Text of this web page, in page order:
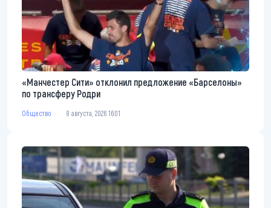
«Манчестер Сити» отклонил предложение «Барселоны»
по трансферу Родри
Общество 8 августа, 2026 16:01